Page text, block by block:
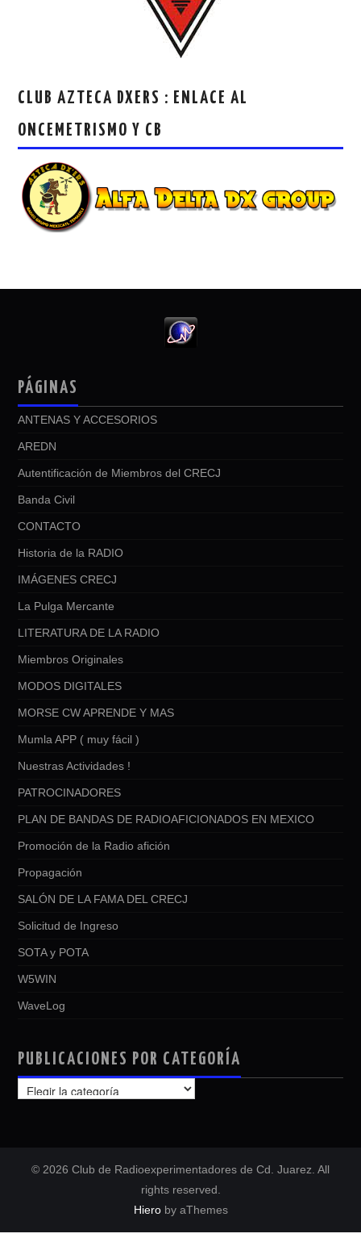
CLUB AZTECA DXERS : ENLACE AL
ONCEMETRISMO Y CB
PÁGINAS
ANTENAS Y ACCESORIOS
AREDN
Autentificación de Miembros del CRECJ
Banda Civil
CONTACTO
Historia de la RADIO
IMÁGENES CRECJ
La Pulga Mercante
LITERATURA DE LA RADIO
Miembros Originales
MODOS DIGITALES
MORSE CW APRENDE Y MAS
Mumla APP ( muy fácil )
Nuestras Actividades !
PATROCINADORES
PLAN DE BANDAS DE RADIOAFICIONADOS EN MEXICO
Promoción de la Radio afición
Propagación
SALÓN DE LA FAMA DEL CRECJ
Solicitud de Ingreso
SOTA y POTA
W5WIN
WaveLog
PUBLICACIONES POR CATEGORÍA
PUBLICACIONES
POR
© 2026 Club de Radioexperimentadores de Cd. Juarez. All
rights reserved.
Hieroby aThemes